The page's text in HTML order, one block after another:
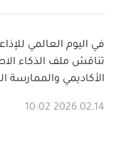
في اليوم العالمي
تناقش ملف الذكاء
الأكاديمي والممارسة
2026.02.14 10:02